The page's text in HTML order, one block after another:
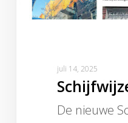
juli 14, 2025
De nieuwe